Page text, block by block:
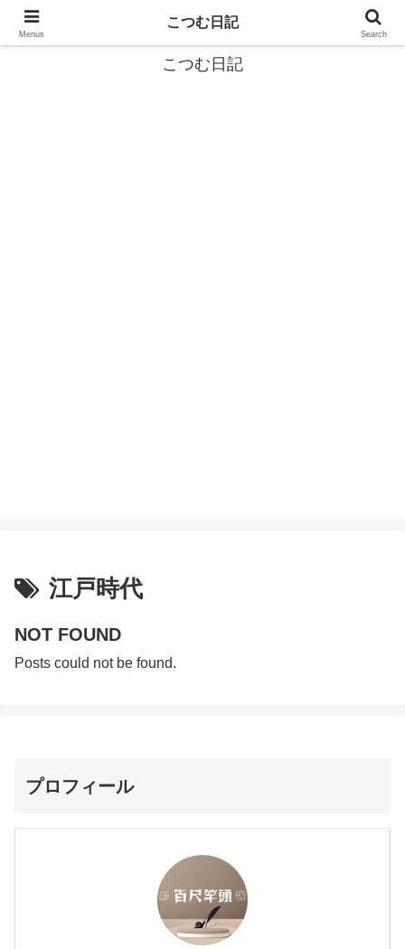
カタツムリから学ぶスローライフ🎓『こつむ日記』🐌
こつむ日記
江戸時代
NOT FOUND
Posts could not be found.
プロフィール
Menus
こつむ日記
Search